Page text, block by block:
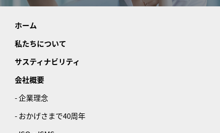
ホーム
私たちについて
サスティナビリティ
会社概要
- 企業理念
- おかげさまで40周年